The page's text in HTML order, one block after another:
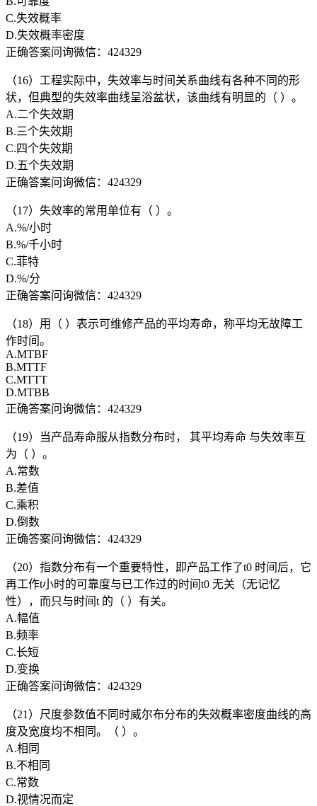
C.失效概率
D.失效概率密度
正确答案问询微信：424329
（16）工程实际中，失效率与时间关系曲线有各种不同的形
状，但典型的失效率曲线呈浴盆状，该曲线有明显的（ ）。
A.二个失效期
B.三个失效期
C.四个失效期
D.五个失效期
正确答案问询微信：424329
（17）失效率的常用单位有（ ）。
A.%/小时
B.%/千小时
C.菲特
D.%/分
正确答案问询微信：424329
（18）用（ ）表示可维修产品的平均寿命，称平均无故障工
作时间。
A.MTBF
B.MTTF
C.MTTT
D.MTBB
正确答案问询微信：424329
（19）当产品寿命服从指数分布时， 其平均寿命 与失效率互
为（ ）。
A.常数
B.差值
C.乘积
D.倒数
正确答案问询微信：424329
（20）指数分布有一个重要特性，即产品工作了t0 时间后，它
再工作t小时的可靠度与已工作过的时间t0 无关（无记忆
性），而只与时间t 的（ ）有关。
A.幅值
B.频率
C.长短
D.变换
正确答案问询微信：424329
（21）尺度参数值不同时威尔布分布的失效概率密度曲线的高
度及宽度均不相同。（ ）。
A.相同
B.不相同
C.常数
D.视情况而定